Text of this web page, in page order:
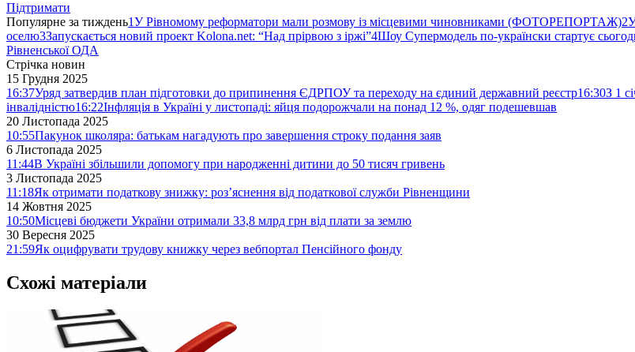
Підтримати
Популярне за тиждень1У Рівномому реформатори мали розмову із місцевими чиновниками (ФОТОРЕПОРТАЖ)2
оселю3Запускається новий проект Kolona.net: “Над прірвою з іржі”4Шоу Супермодель по-українски стартує
Рівненської ОДА
Стрічка новин
15 Грудня 2025
16:37Уряд затвердив план підготовки до припинення ЄДРПОУ та переходу на єдиний державний реєстр16:30З 1
інвалідністю16:22Інфляція в Україні у листопаді: яйця подорожчали на понад 12 %, одяг подешевшав
20 Листопада 2025
10:55Пакунок школяра: батькам нагадують про завершення строку подання заяв
6 Листопада 2025
11:44В Україні збільшили допомогу при народженні дитини до 50 тисяч гривень
3 Листопада 2025
11:18Як отримати податкову знижку: роз’яснення від податкової служби Рівненщини
14 Жовтня 2025
10:50Місцеві бюджети України отримали 33,8 млрд грн від плати за землю
30 Вересня 2025
21:59Як оцифрувати трудову книжку через вебпортал Пенсійного фонду
Схожі матеріали